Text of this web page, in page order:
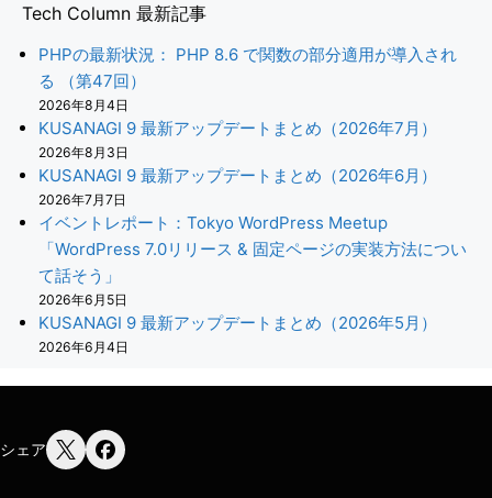
Tech Column 最新記事
PHPの最新状況： PHP 8.6 で関数の部分適用が導入され
る （第47回）
2026年8月4日
KUSANAGI 9 最新アップデートまとめ（2026年7月）
2026年8月3日
KUSANAGI 9 最新アップデートまとめ（2026年6月）
2026年7月7日
イベントレポート：Tokyo WordPress Meetup
「WordPress 7.0リリース & 固定ページの実装方法につい
て話そう」
2026年6月5日
KUSANAGI 9 最新アップデートまとめ（2026年5月）
2026年6月4日
シェア